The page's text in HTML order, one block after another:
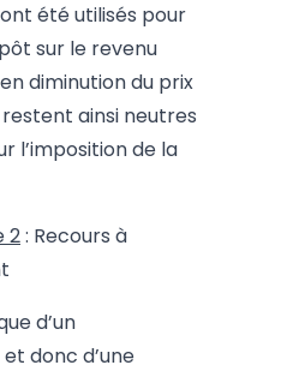
été utilisés pour
sur le revenu
diminution du prix
restent ainsi neutres
l’imposition de la
2: Recours à
d’un
donc d’une